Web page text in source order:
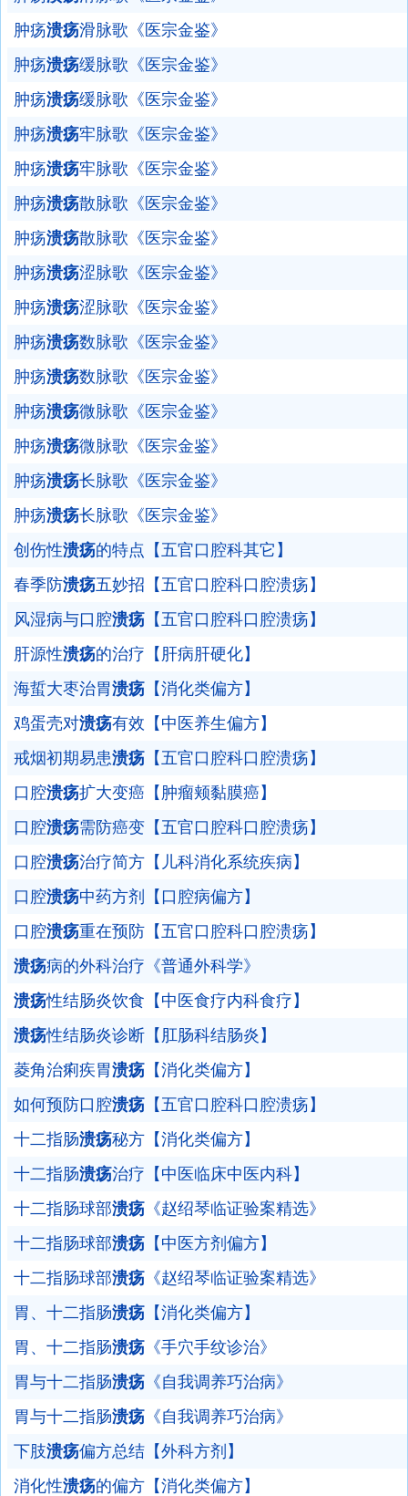
肿疡溃疡滑脉歌《医宗金鉴》
肿疡溃疡缓脉歌《医宗金鉴》
肿疡溃疡缓脉歌《医宗金鉴》
肿疡溃疡牢脉歌《医宗金鉴》
肿疡溃疡牢脉歌《医宗金鉴》
肿疡溃疡散脉歌《医宗金鉴》
肿疡溃疡散脉歌《医宗金鉴》
肿疡溃疡涩脉歌《医宗金鉴》
肿疡溃疡涩脉歌《医宗金鉴》
肿疡溃疡数脉歌《医宗金鉴》
肿疡溃疡数脉歌《医宗金鉴》
肿疡溃疡微脉歌《医宗金鉴》
肿疡溃疡微脉歌《医宗金鉴》
肿疡溃疡长脉歌《医宗金鉴》
肿疡溃疡长脉歌《医宗金鉴》
创伤性溃疡的特点【五官口腔科其它】
春季防溃疡五妙招【五官口腔科口腔溃疡】
风湿病与口腔溃疡 【五官口腔科口腔溃疡】
肝源性溃疡的治疗【肝病肝硬化】
海蜇大枣治胃溃疡 【消化类偏方】
鸡蛋壳对溃疡有效【中医养生偏方】
戒烟初期易患溃疡 【五官口腔科口腔溃疡】
口腔溃疡扩大变癌【肿瘤颊黏膜癌】
口腔溃疡需防癌变【五官口腔科口腔溃疡】
口腔溃疡治疗简方【儿科消化系统疾病】
口腔溃疡中药方剂【口腔病偏方】
口腔溃疡重在预防【五官口腔科口腔溃疡】
溃疡病的外科治疗《普通外科学》
溃疡性结肠炎饮食【中医食疗内科食疗】
溃疡性结肠炎诊断【肛肠科结肠炎】
菱角治痢疾胃溃疡 【消化类偏方】
如何预防口腔溃疡 【五官口腔科口腔溃疡】
十二指肠溃疡秘方【消化类偏方】
十二指肠溃疡治疗【中医临床中医内科】
十二指肠球部溃疡 《赵绍琴临证验案精选》
十二指肠球部溃疡 【中医方剂偏方】
十二指肠球部溃疡 《赵绍琴临证验案精选》
胃、十二指肠溃疡 【消化类偏方】
胃、十二指肠溃疡 《手穴手纹诊治》
胃与十二指肠溃疡 《自我调养巧治病》
胃与十二指肠溃疡 《自我调养巧治病》
下肢溃疡偏方总结【外科方剂】
消化性溃疡的偏方【消化类偏方】